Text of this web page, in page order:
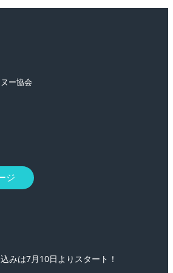
ー協会
ジ
みは7月10日よりスタート！